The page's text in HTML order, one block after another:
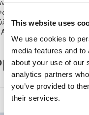
This website uses
We use cookies to
media features and
about your use of our
analytics partners
you’ve provided to
their services.
Futsal 2025/26
Φάση
1
Record